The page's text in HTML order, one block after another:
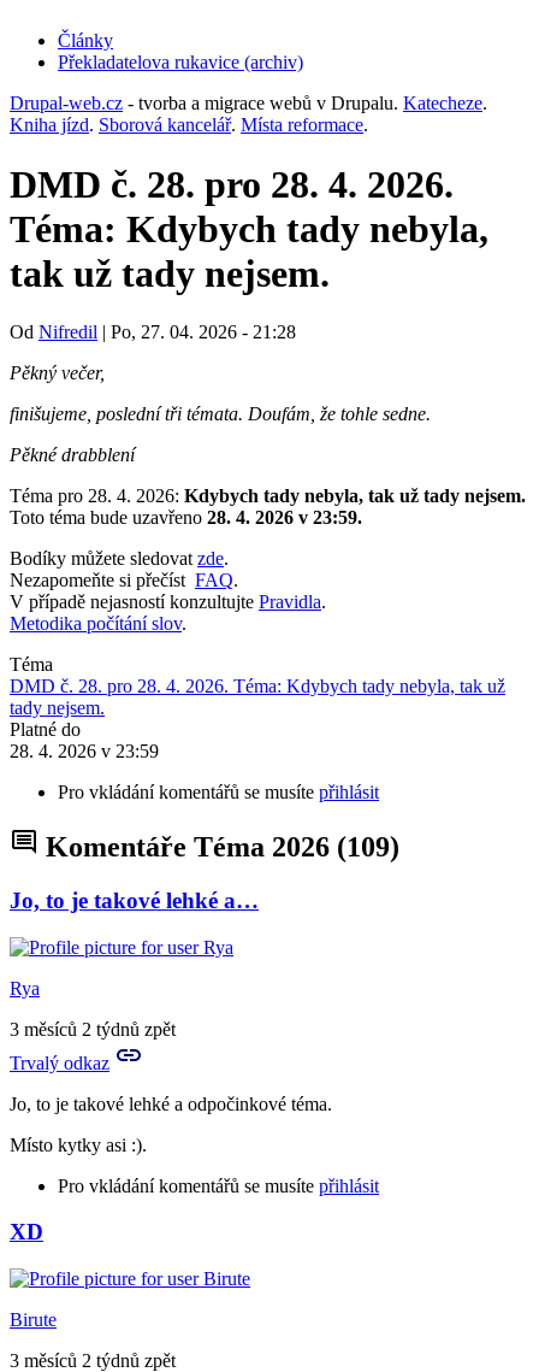
Články
Překladatelova rukavice (archiv)
new
tab)
Drupal-web.cz - tvorba a migrace webů v Drupalu. Katecheze.
Kniha jízd. Sborová kancelář. Místa reformace.
DMD č. 28. pro 28. 4. 2026.
Téma: Kdybych tady nebyla,
tak už tady nejsem.
Od Nifredil | Po, 27. 04. 2026 - 21:28
Pěkný večer,
finišujeme, poslední tři témata. Doufám, že tohle sedne.
Pěkné drabblení
Téma pro 28. 4. 2026: Kdybych tady nebyla, tak už tady nejsem.
Toto téma bude uzavřeno 28. 4. 2026 v 23:59.
Bodíky můžete sledovat zde.
Nezapomeňte si přečíst FAQ.
V případě nejasností konzultujte Pravidla.
Metodika počítání slov.
Téma
DMD č. 28. pro 28. 4. 2026. Téma: Kdybych tady nebyla, tak už
tady nejsem.
Platné do
28. 4. 2026 v 23:59
Pro vkládání komentářů se musíte přihlásit
Komentáře Téma 2026 (109)
Jo, to je takové lehké a…
Rya
3 měsíců 2 týdnů zpět
Trvalý odkaz
Jo, to je takové lehké a odpočinkové téma.
Místo kytky asi :).
Pro vkládání komentářů se musíte přihlásit
XD
Birute
3 měsíců 2 týdnů zpět